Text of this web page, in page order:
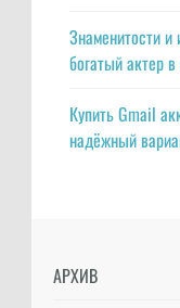
Знаменитости
богатый актер
Купить Gmail
надёжный
АРХИВ